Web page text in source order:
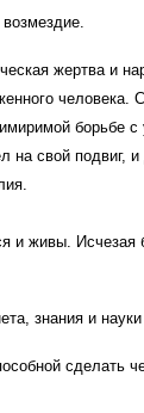
жертва и
свой
и живы.
знания и